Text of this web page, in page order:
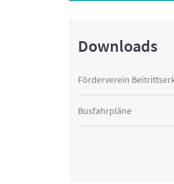
Downloads
Förderverein
Busfahrpläne